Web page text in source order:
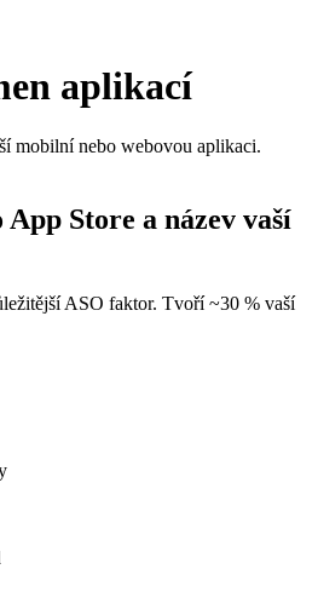
aplikací
mobilní nebo webovou aplikaci.
Store a název vaší
ASO faktor. Tvoří ~30 % vaší